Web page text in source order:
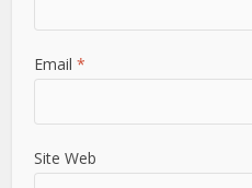
Email *
Site Web